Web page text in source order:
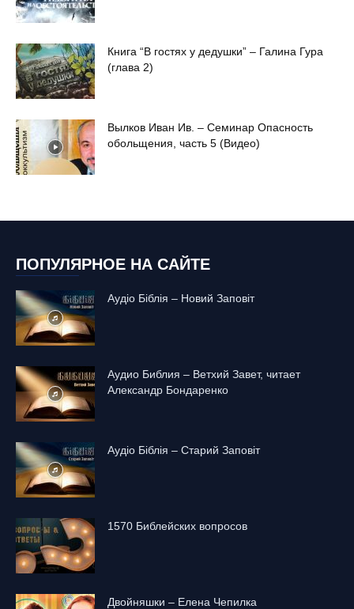
Книга “В гостях у дедушки” – Галина Гура
(глава 2)
Вылков Иван Ив. – Семинар Опасность
обольщения, часть 5 (Видео)
ПОПУЛЯРНОЕ НА САЙТЕ
Аудіо Біблія – Новий Заповіт
Аудио Библия – Ветхий Завет, читает
Александр Бондаренко
Аудіо Біблія – Старий Заповіт
1570 Библейских вопросов
Двойняшки – Елена Чепилка